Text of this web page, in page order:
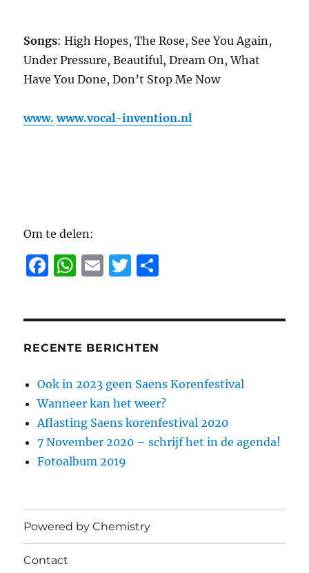
Songs: High Hopes, The Rose, See You Again,
Under Pressure, Beautiful, Dream On, What
Have You Done, Don’t Stop Me Now
www. www.vocal-invention.nl
Om te delen:
F
b
o
o
k
W
A
p
p
E
T
r
RECENTE BERICHTEN
Ook in 2023 geen Saens Korenfestival
Wanneer kan het weer?
Aflasting Saens korenfestival 2020
7 November 2020 – schrijf het in de agenda!
Fotoalbum 2019
Powered by Chemistry
Contact